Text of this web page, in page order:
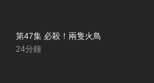
第47集 必殺！兩隻火鳥
24分鐘